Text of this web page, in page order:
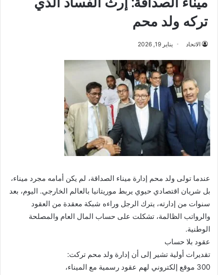
تركه ولد محم
الاتحاد يناير 19, 2026
عندما تولى ولد محم إدارة ميناء الصداقة، لم يكن أمامه مجرد ميناء،
بل شريان اقتصادي حيوي يربط موريتانيا بالعالم الخارجي. اليوم، بعد
سنوات من إدارته، يترك الرجل وراءه شبكة معقدة من العقود
والرواتب الظالمة، تشكلت على حساب المال العام والمصلحة
الوطنية.
عقود بلا حساب
تقديرات أولية تشير إلى أن إدارة ولد محم تركت:
300 موقع إلكتروني لهم عقود رسمية مع الميناء،